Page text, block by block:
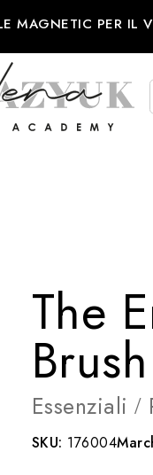
MAGNETIC PER IL
The
Essenziali /
SKU: 176004